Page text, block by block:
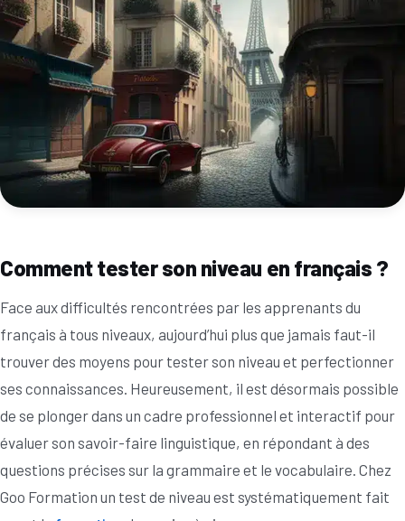
Comment tester son niveau en français ?
Face aux difficultés rencontrées par les apprenants du
français à tous niveaux, aujourd’hui plus que jamais faut-il
trouver des moyens pour tester son niveau et perfectionner
ses connaissances. Heureusement, il est désormais possible
de se plonger dans un cadre professionnel et interactif pour
évaluer son savoir-faire linguistique, en répondant à des
questions précises sur la grammaire et le vocabulaire. Chez
Goo Formation un test de niveau est systématiquement fait